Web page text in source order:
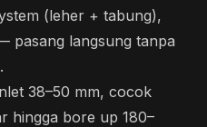
(leher + tabung),
pasang langsung tanpa
38–50 mm, cocok
hingga bore up 180–